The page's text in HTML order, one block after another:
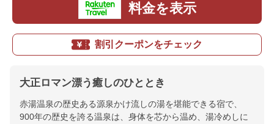
料金を表示
割引クーポンをチェック
大正ロマン漂う癒しのひととき
赤湯温泉の歴史ある源泉かけ流しの湯を堪能できる宿で、
900年の歴史を誇る温泉は、身体を芯から温め、湯冷めしに